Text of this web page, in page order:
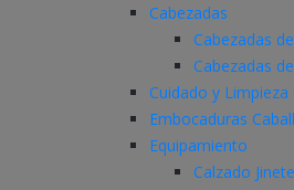
Cabezadas
Cabezadas
Cabezadas
Cuidado y Limpieza
Embocaduras
Equipamiento
Calzado